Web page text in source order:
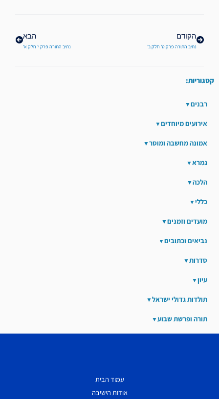
הקודם
נתיב התורה פרק ט' חלק ב'
הבא
נתיב התורה פרק י' חלק א'
קטגוריות:
רבנים
אירועים מיוחדים
אמונה מחשבה ומוסר
גמרא
הלכה
כללי
מועדים וזמנים
נביאים וכתובים
סדרות
עיון
תולדות גדולי ישראל
תורה ופרשת שבוע
עמוד הבית
אודות הישיבה